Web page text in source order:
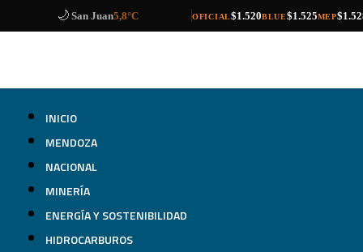
🌙 Catamarca8,2°C OFICIAL
compra
venta $1.520BLUE
compra
venta$1.525MEP
compra
venta
INICIO
MENDOZA
NACIONAL
MINERÍA
ENERGÍA Y SOSTENIBILIDAD
HIDROCARBUROS